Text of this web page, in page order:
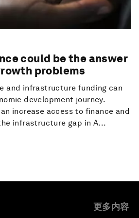
could be the answer
problems
and infrastructure funding can
development journey.
increase access to finance and
infrastructure gap in A...
更多内容